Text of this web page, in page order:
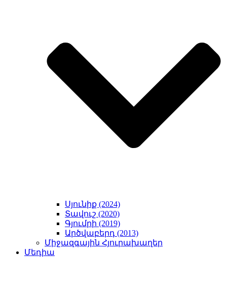
Սյունիք (2024)
Տավուշ (2020)
Գյումրի (2019)
Արծվաբերդ (2013)
Միջազգային Հյուրախաղեր
Մեդիա